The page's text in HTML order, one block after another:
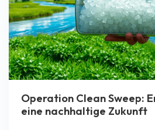
Operation Clean Sweep:
eine nachhaltige Zukunft